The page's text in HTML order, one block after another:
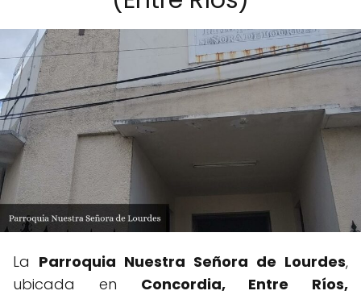
La Parroquia Nuestra Señora de Lourdes,
ubicada en Concordia, Entre Ríos,